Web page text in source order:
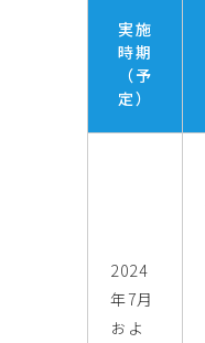
実施
時期
（予
定）
2024
年7月
およ